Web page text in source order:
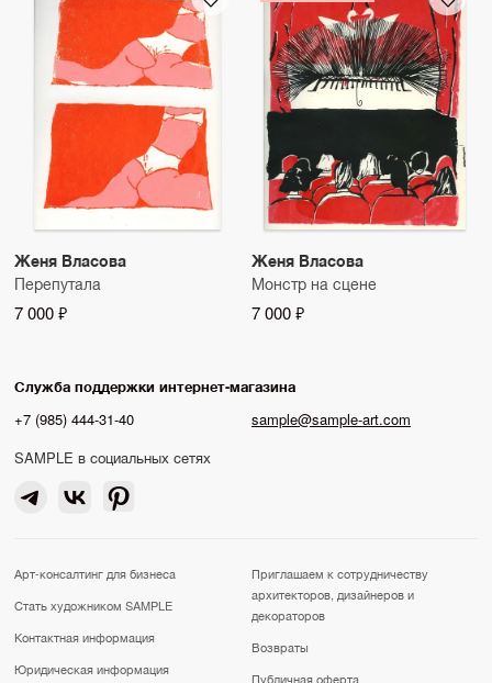
Женя Власова
Перепутала
7 000 ₽
Женя Власова
Монстр на сцене
7 000 ₽
Служба поддержки интернет-магазина
+7 (985) 444-31-40
sample@sample-art.com
SAMPLE в социальных сетях
Арт-консалтинг для бизнеса
Стать художником SAMPLE
Контактная информация
Юридическая информация
Приглашаем к сотрудничеству
архитекторов, дизайнеров и
декораторов
Возвраты
Публичная оферта